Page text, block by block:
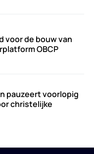
voor de bouw van
OBCP
pauzeert voorlopig
christelijke